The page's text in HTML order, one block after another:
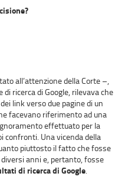
all’attenzione della Corte –,
ricerca di Google, rilevava che
link verso due pagine di un
facevano riferimento ad una
effettuato per la
confronti. Una vicenda della
piuttosto il fatto che fosse
anni e, pertanto, fosse
di ricerca di Google.